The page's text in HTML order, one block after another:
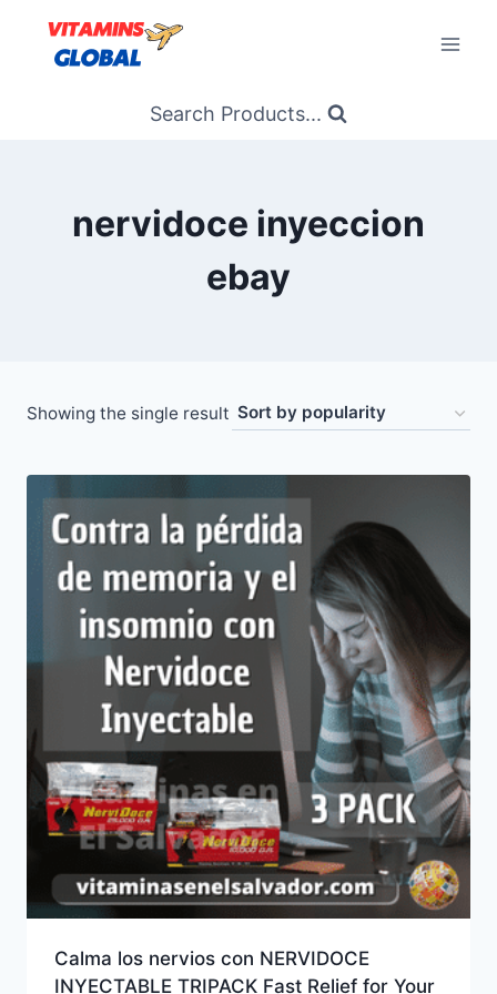
content
Search Products...
nervidoce inyeccion
ebay
Showing the single result
Calma los nervios con NERVIDOCE
INYECTABLE TRIPACK Fast Relief for Your